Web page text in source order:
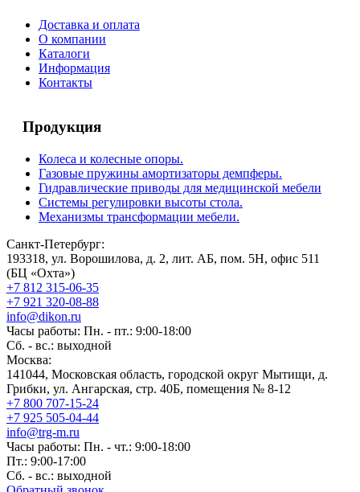
Доставка и оплата
О компании
Каталоги
Информация
Контакты
Продукция
Колеса и колесные опоры.
Газовые пружины амортизаторы демпферы.
Гидравлические приводы для медицинской мебели
Системы регулировки высоты стола.
Механизмы трансформации мебели.
Санкт-Петербург:
193318, ул. Ворошилова, д. 2, лит. АБ, пом. 5Н, офис 511
(БЦ «Охта»)
+7 812 315-06-35
+7 921 320-08-88
info@dikon.ru
Часы работы: Пн. - пт.: 9:00-18:00
Сб. - вс.: выходной
Москва:
141044, Московская область, городской округ Мытищи, д.
Грибки, ул. Ангарская, стр. 40Б, помещения № 8-12
+7 800 707-15-24
+7 925 505-04-44
info@trg-m.ru
Часы работы: Пн. - чт.: 9:00-18:00
Пт.: 9:00-17:00
Сб. - вс.: выходной